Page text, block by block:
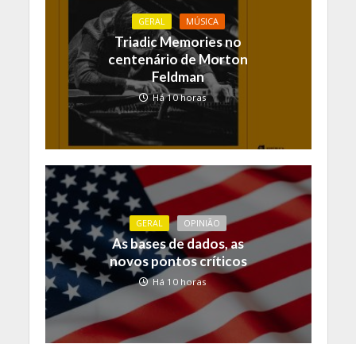
GERAL MÚSICA
Triadic Memories no
centenário de Morton
Feldman
Há 10 horas
GERAL OPINIÃO
As bases de dados, as
novos pontos críticos
Há 10 horas